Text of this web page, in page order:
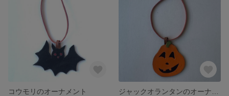
コウモリのオーナメント